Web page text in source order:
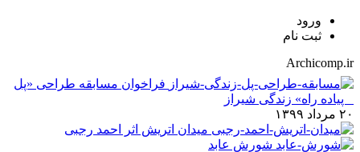
ورود
ثبت نام
Archicomp.ir
فراخوان مسابقه طراحی «پل
_ پیاده راه» زندگی شیراز
۲۰ مرداد ۱۳۹۹
میدان اتریش اثر احمد رجبی
شورش عابد